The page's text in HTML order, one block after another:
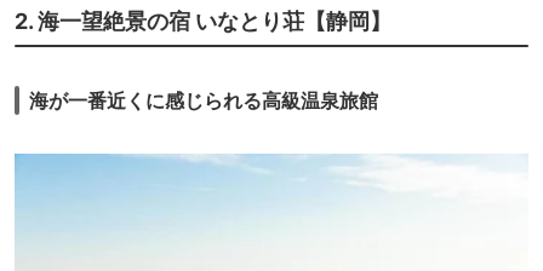
2. 海一望絶景の宿 いなとり荘【静岡】
海が一番近くに感じられる高級温泉旅館